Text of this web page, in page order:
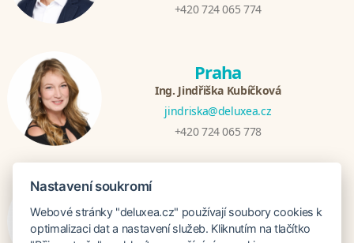
+420 724 065 774
Praha
Ing. Jindřiška Kubíčková
jindriska@deluxea.cz
+420 724 065 778
Katarina Hutníková
katarina@deluxea.sk
Nastavení soukromí
Webové stránky "deluxea.cz" používají soubory cookies k
optimalizaci dat a nastavení služeb. Kliknutím na tlačítko